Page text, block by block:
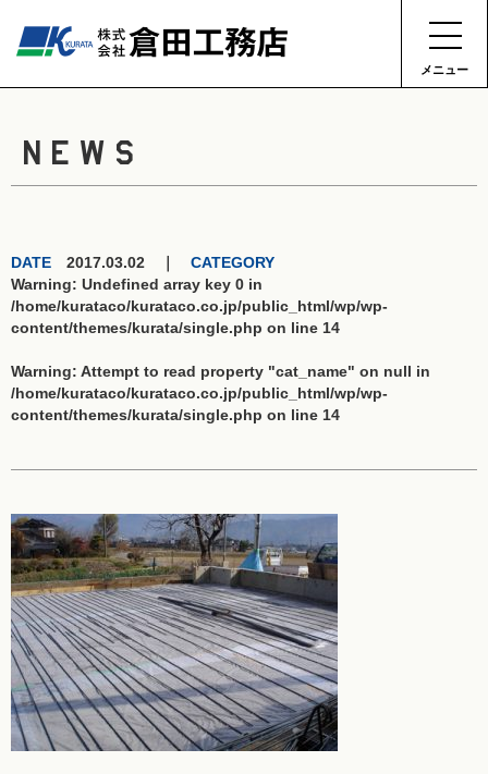
メニュー
NEWS
DATE 2017.03.02 ｜ CATEGORY
Warning: Undefined array key 0 in
/home/kurataco/kurataco.co.jp/public_html/wp/wp-
content/themes/kurata/single.php on line 14
Warning: Attempt to read property "cat_name" on null in
/home/kurataco/kurataco.co.jp/public_html/wp/wp-
content/themes/kurata/single.php on line 14